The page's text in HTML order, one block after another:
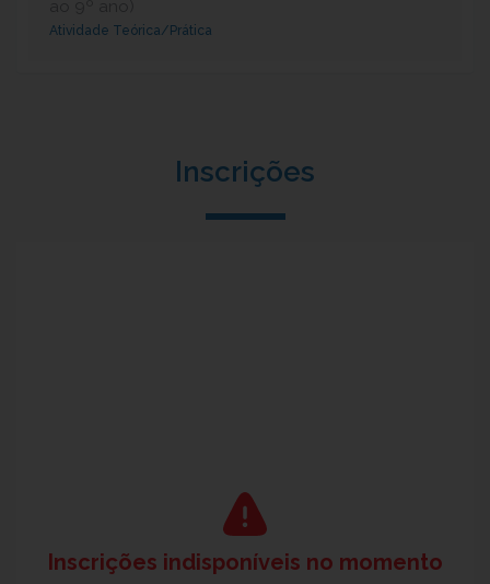
Atividade Teórica/Prática
Inscrições
Inscrições indisponíveis no momento